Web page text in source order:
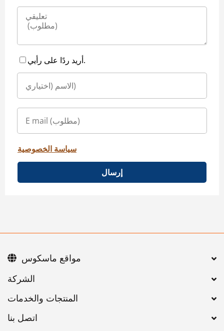
أريد ردًا على رأيي.
سياسة الخصوصية
إرسال
اتصل بنا
مواقع ماسكوس